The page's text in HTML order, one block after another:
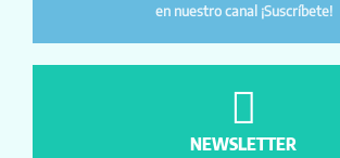
en nuestro canal ¡Suscríbete!
NEWSLETTER